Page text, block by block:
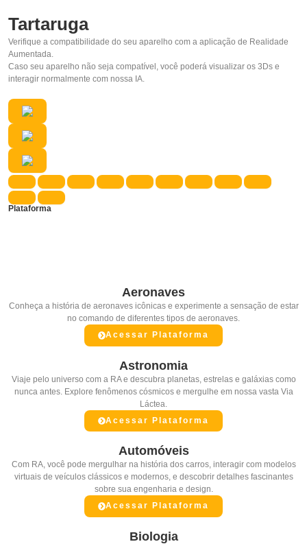
Tartaruga
Verifique a compatibilidade do seu aparelho com a aplicação de Realidade
Aumentada.
Caso seu aparelho não seja compatível, você poderá visualizar os 3Ds e
interagir normalmente com nossa IA.
Plataforma
Aeronaves
Conheça a história de aeronaves icônicas e experimente a sensação de estar
no comando de diferentes tipos de aeronaves.
Acessar Plataforma
Astronomia
Viaje pelo universo com a RA e descubra planetas, estrelas e galáxias como
nunca antes. Explore fenômenos cósmicos e mergulhe em nossa vasta Via
Láctea.
Acessar Plataforma
Automóveis
Com RA, você pode mergulhar na história dos carros, interagir com modelos
virtuais de veículos clássicos e modernos, e descobrir detalhes fascinantes
sobre sua engenharia e design.
Acessar Plataforma
Biologia